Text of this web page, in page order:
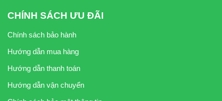
CHÍNH SÁCH ƯU ĐÃI
Chính sách bảo hành
Hướng dẫn mua hàng
Hướng dẫn thanh toán
Hướng dẫn vận chuyển